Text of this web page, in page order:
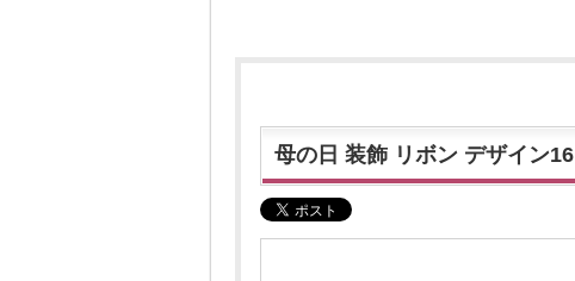
母の日 装飾 リボン デザイン16